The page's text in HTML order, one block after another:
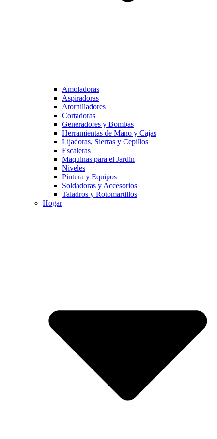
Amoladoras
Aspiradoras
Atornilladores
Cortadoras
Generadores y Bombas
Herramientas de Mano y Cajas
Lijadoras, Sierras y Cepillos
Escaleras
Maquinas para el Jardin
Niveles
Pintura y Equipos
Soldadoras y Accesorios
Taladros y Rotomartillos
Hogar